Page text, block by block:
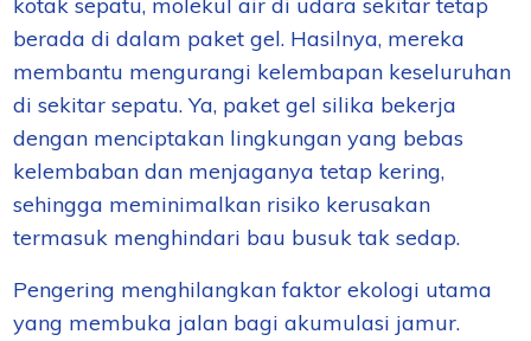
kotak sepatu, molekul air di udara sekitar tetap
berada di dalam paket gel. Hasilnya, mereka
membantu mengurangi kelembapan keseluruhan
di sekitar sepatu. Ya, paket gel silika bekerja
dengan menciptakan lingkungan yang bebas
kelembaban dan menjaganya tetap kering,
sehingga meminimalkan risiko kerusakan
termasuk menghindari bau busuk tak sedap.
Pengering menghilangkan faktor ekologi utama
yang membuka jalan bagi akumulasi jamur.